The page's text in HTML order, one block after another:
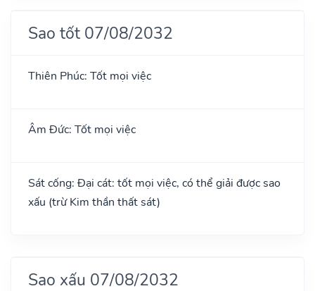
Sao tốt 07/08/2032
Thiên Phúc: Tốt mọi việc
Âm Đức: Tốt mọi việc
Sát cống: Đại cát: tốt mọi việc, có thể giải được sao
xấu (trừ Kim thần thất sát)
Sao xấu 07/08/2032